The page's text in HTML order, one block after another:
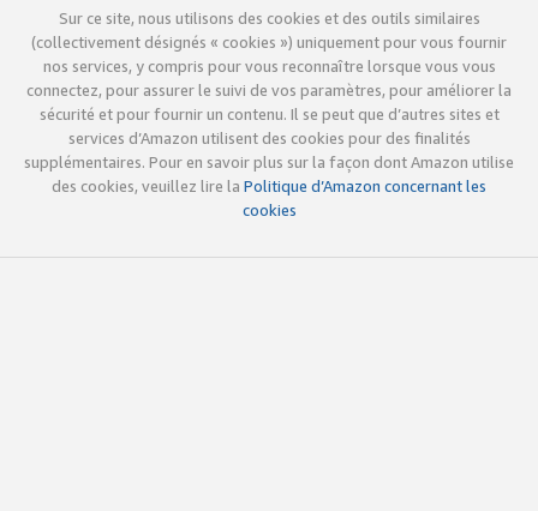
Sur ce site, nous utilisons des cookies et des outils similaires
(collectivement désignés « cookies ») uniquement pour vous fournir
nos services, y compris pour vous reconnaître lorsque vous vous
connectez, pour assurer le suivi de vos paramètres, pour améliorer la
sécurité et pour fournir un contenu. Il se peut que d’autres sites et
services d’Amazon utilisent des cookies pour des finalités
supplémentaires. Pour en savoir plus sur la façon dont Amazon utilise
des cookies, veuillez lire la Politique d’Amazon concernant les
cookies